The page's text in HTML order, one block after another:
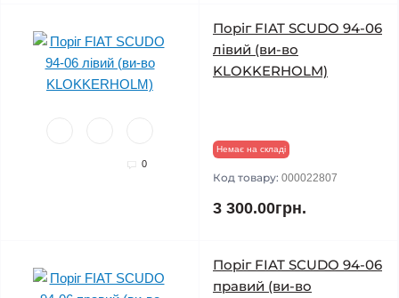
0
Поріг FIAT SCUDO 94-06
лівий (ви-во
KLOKKERHOLM)
Немає на складі
Код товару: 000022807
3 300.00грн.
Поріг FIAT SCUDO 94-06
правий (ви-во